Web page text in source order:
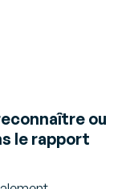
ou
le rapport